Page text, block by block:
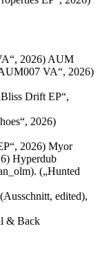
2026) AUM
VA“, 2026)
Drift EP“,
2026)
2026) Myor
Hyperdub
(„Hunted
edited),
& Back